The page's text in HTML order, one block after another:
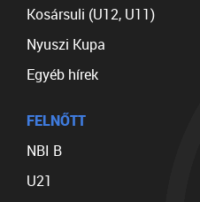
Kosársuli (U12, U11)
Nyuszi Kupa
Egyéb hírek
FELNŐTT
NBI B
U21